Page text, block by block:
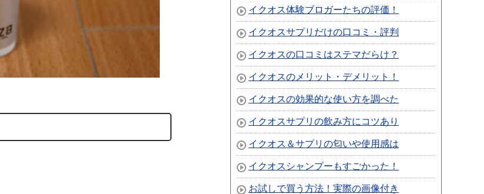
イクオス体験ブロガーたちの評価！
イクオスサプリだけの口コミ・評判
イクオスの口コミはステマだらけ？
イクオスのメリット・デメリット！
イクオスの効果的な使い方を調べた
イクオスサプリの飲み方にコツあり
イクオス＆サプリの匂いや使用感は
イクオスシャンプーもすごかった！
お試しで買う方法！実際の画像付き